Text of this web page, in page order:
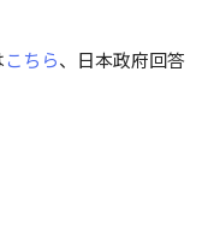
こちら、日本政府回答